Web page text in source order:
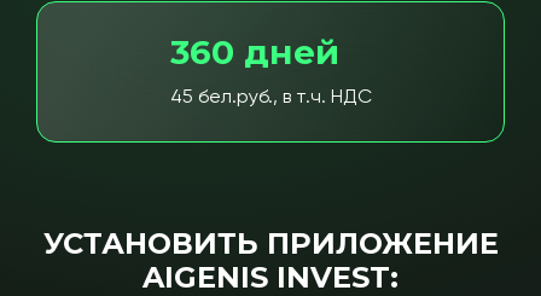
360 дней
45 бел.руб., в т.ч. НДС
УСТАНОВИТЬ ПРИЛОЖЕНИЕ
AIGENIS INVEST: